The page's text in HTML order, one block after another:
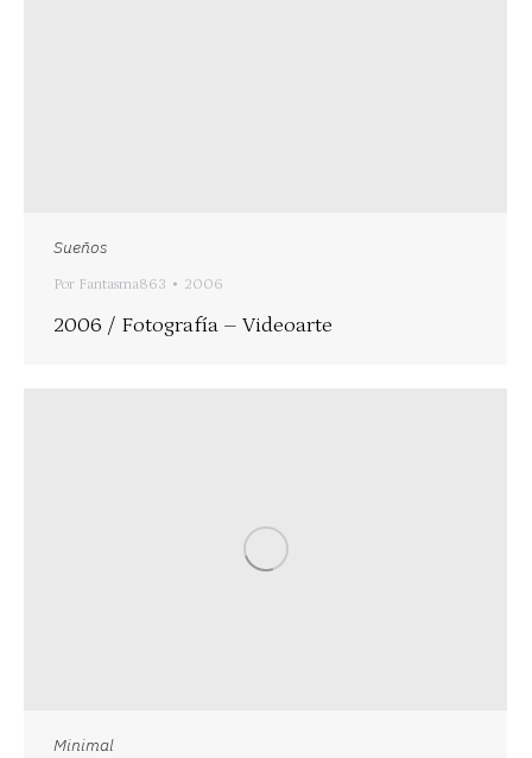
Sueños
Por Fantasma863 2006
2006 / Fotografía – Videoarte
Minimal